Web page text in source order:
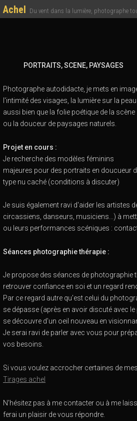
Achel Du vent dans la lumière, photographe
PORTRAITS, SCENE, PAYSAGES
Photographe autodidacte, je mets en
l'intimité des visages, la lumière sur la peau
aussi bien que la folie poétique de la scène
ou la douceur de paysages naturels.
Projet en cours :
Je recherche des modèles féminins
majeures pour des portraits en doucueur
type nu caché (conditions à discuter)
Je suis également ravi d'aider les artistes
circassiens, danseurs, musiciens...) à
ou leurs performances scéniques :
Séances photographie thérapie :
Je propose des séances de photographie
retrouver confiance en soi et un regard
Par ce regard autre qu'est celui du
se dépasse (après en avoir discuté avec
se découvre d'un oeil nouveau en
Je serai ravi de parler avec vous pour
vos besoins.
Si vous voulez accrocher certaines de
Tirages achel
N'hésitez pas à me contacter ou à me
ferai un plaisir de vous répondre.